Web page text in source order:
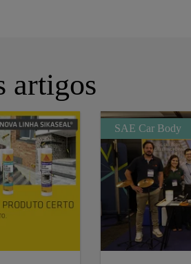
artigos
SAE Car Body